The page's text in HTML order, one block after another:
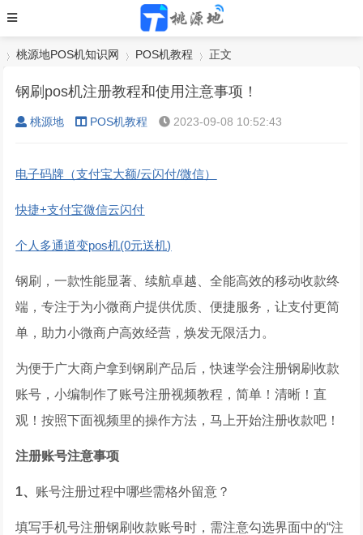
桃源地POS机知识网
›
POS机教程
›
正文
钢刷pos机注册教程和使用注意事项！
桃源地 POS机教程 2023-09-08 10:52:43
电子码牌（支付宝大额/云闪付/微信）
快捷+支付宝微信云闪付
个人多通道变pos机(0元送机)
钢刷，一款性能显著、续航卓越、全能高效的移动收款终
端，专注于为小微商户提供优质、便捷服务，让支付更简
单，助力小微商户高效经营，焕发无限活力。
为便于广大商户拿到钢刷产品后，快速学会注册钢刷收款
账号，小编制作了账号注册视频教程，简单！清晰！直
观！按照下面视频里的操作方法，马上开始注册收款吧！
注册账号注意事项
1、 账号注册过程中哪些需格外留意？
填写手机号注册钢刷收款账号时，需注意勾选界面中的“注